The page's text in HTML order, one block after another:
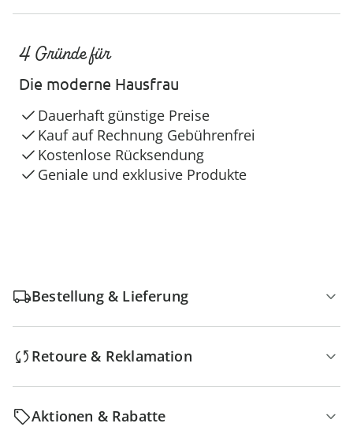
4 Gründe für
Die moderne Hausfrau
Dauerhaft günstige Preise
Kauf auf Rechnung Gebührenfrei
Kostenlose Rücksendung
Geniale und exklusive Produkte
Bestellung & Lieferung
Retoure & Reklamation
Aktionen & Rabatte